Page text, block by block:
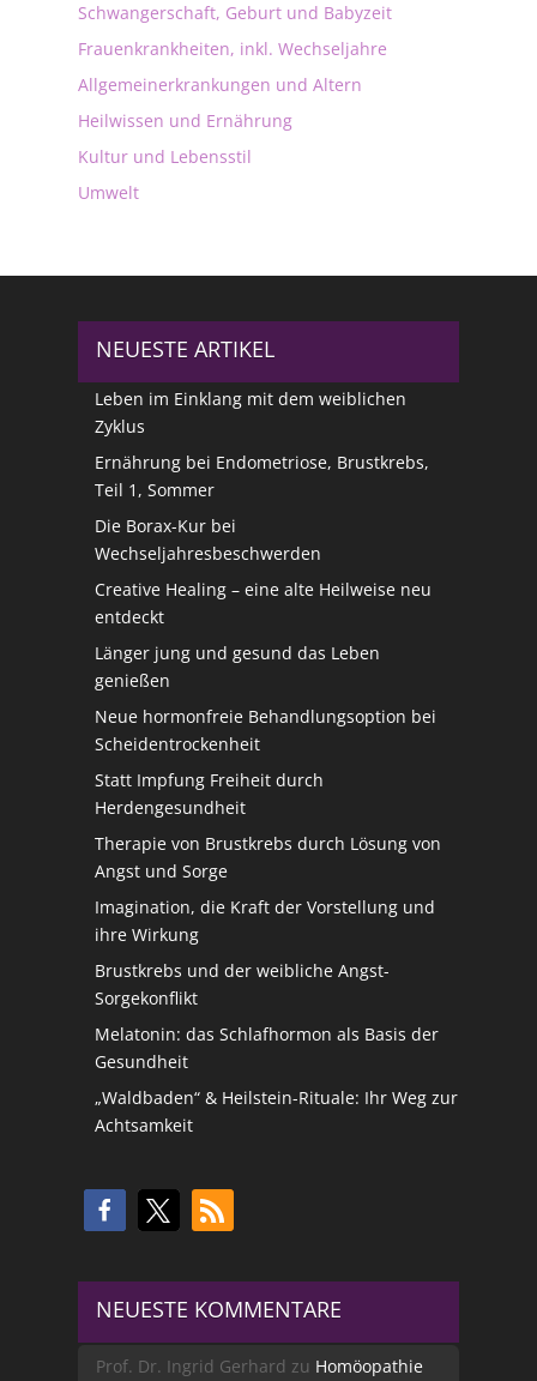
Schwangerschaft, Geburt und Babyzeit
Frauenkrankheiten, inkl. Wechseljahre
Allgemeinerkrankungen und Altern
Heilwissen und Ernährung
Kultur und Lebensstil
Umwelt
NEUESTE ARTIKEL
Leben im Einklang mit dem weiblichen
Zyklus
Ernährung bei Endometriose, Brustkrebs,
Teil 1, Sommer
Die Borax-Kur bei
Wechseljahresbeschwerden
Creative Healing – eine alte Heilweise neu
entdeckt
Länger jung und gesund das Leben
genießen
Neue hormonfreie Behandlungsoption bei
Scheidentrockenheit
Statt Impfung Freiheit durch
Herdengesundheit
Therapie von Brustkrebs durch Lösung von
Angst und Sorge
Imagination, die Kraft der Vorstellung und
ihre Wirkung
Brustkrebs und der weibliche Angst-
Sorgekonflikt
Melatonin: das Schlafhormon als Basis der
Gesundheit
„Waldbaden“ & Heilstein-Rituale: Ihr Weg zur
Achtsamkeit
NEUESTE KOMMENTARE
Prof. Dr. Ingrid Gerhard zu Homöopathie